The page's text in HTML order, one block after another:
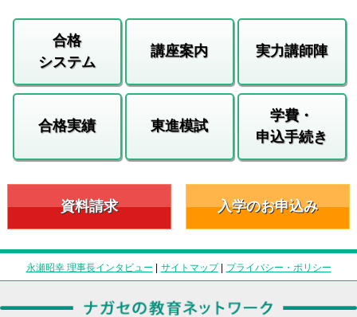
合格
システム
講座案内 実力講師陣
合格実績 東進模試
学費・
申込手続き
資料請求 入学のお申込み
永瀬昭幸 理事長インタビュー | サイトマップ| プライバシー・ポリシー